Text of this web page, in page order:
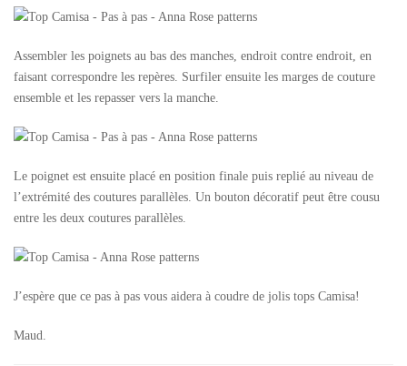
Assembler les poignets au bas des manches, endroit contre endroit, en
faisant correspondre les repères. Surfiler ensuite les marges de couture
ensemble et les repasser vers la manche.
Le poignet est ensuite placé en position finale puis replié au niveau de
l’extrémité des coutures parallèles. Un bouton décoratif peut être cousu
entre les deux coutures parallèles.
J’espère que ce pas à pas vous aidera à coudre de jolis tops Camisa!
Maud.